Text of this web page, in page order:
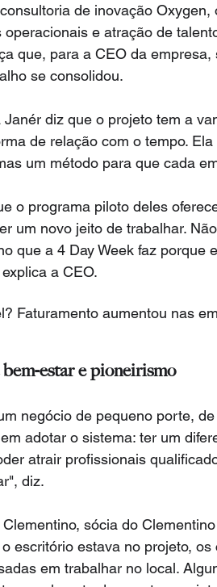
de inovação
operacionais e atração de
que, para a CEO da
se consolidou.
Janér diz que o projeto tem a
de relação com o tempo.
um método para que cada
o programa piloto deles
um novo jeito de trabalhar.
que a 4 Day Week faz porque
a CEO.
Faturamento aumentou nas
estar e pioneirismo
negócio de pequeno porte,
adotar o sistema: ter um
atrair profissionais
diz.
Clementino, sócia do
escritório estava no projeto,
em trabalhar no local.